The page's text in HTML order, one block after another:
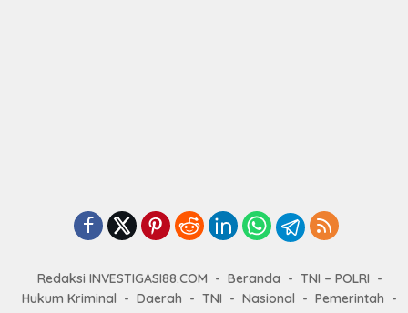
Redaksi INVESTIGASI88.COM Beranda
TNI – POLRI
Hukum Kriminal
Daerah TNI Nasional
Pemerintah